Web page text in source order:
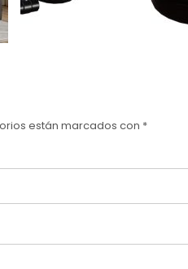
Admin
están marcados con *